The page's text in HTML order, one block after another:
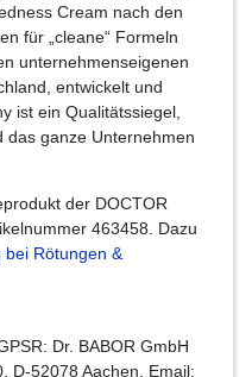
Cream nach den
für „cleane“ Formeln
unternehmenseigenen
entwickelt und
ist ein Qualitätssiegel,
das ganze Unternehmen
der DOCTOR
463458. Dazu
bei Rötungen &
Dr. BABOR GmbH
D-52078 Aachen, Email: